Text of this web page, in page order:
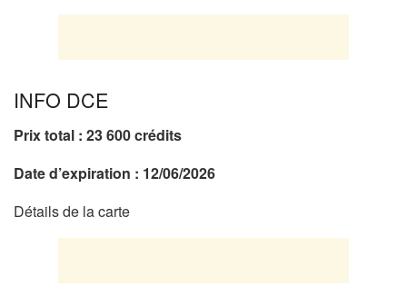
INFO DCE
Prix total : 23 600crédits
Date d’expiration : 12/06/2026
Détails de la carte